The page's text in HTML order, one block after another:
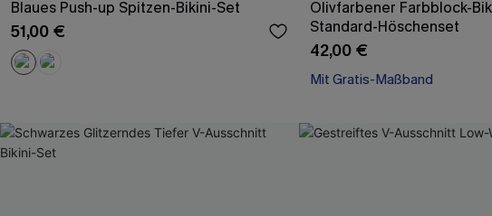
Blaues Push-up Spitzen-Bikini-Set
51,00 €
Olivfarbener Farbblock-
Standard-Höschenset
42,00 €
Mit Gratis-Maßband
Separate Größen